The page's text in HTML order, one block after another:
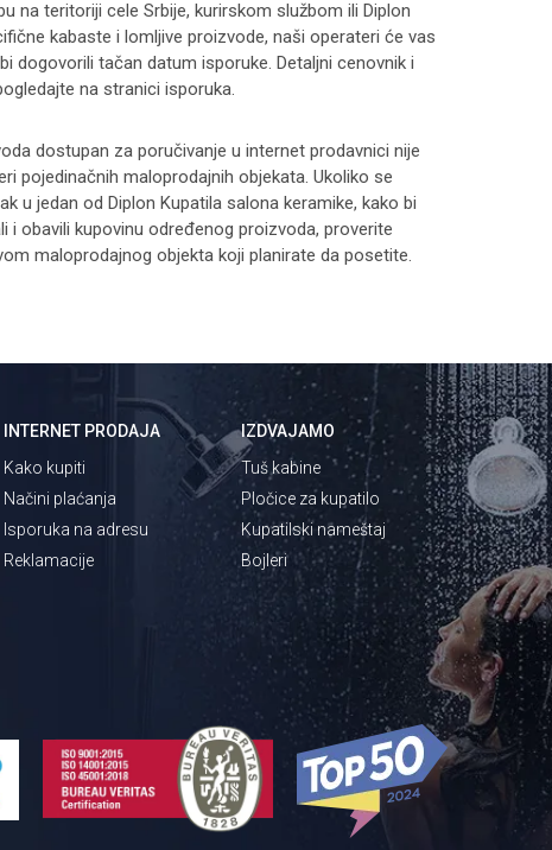
na teritoriji cele Srbije, kurirskom službom ili Diplon
kabaste i lomljive proizvode, naši operateri će vas
dogovorili tačan datum isporuke. Detaljni cenovnik i
na straniciisporuka.
dostupan za poručivanje u internet prodavnici nije
pojedinačnih maloprodajnih objekata. Ukoliko se
u jedan od Diplon Kupatila salona keramike, kako bi
i obavili kupovinu određenog proizvoda, proverite
maloprodajnog objekta koji planirate da posetite.
INTERNET PRODAJA
Kako kupiti
Načini plaćanja
Isporuka na adresu
Reklamacije
IZDVAJAMO
Tuš kabine
Pločice za kupatilo
Kupatilski nameštaj
Bojleri